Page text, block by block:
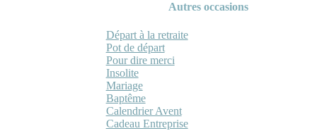
Autres occasions
Départ à la retraite
Pot de départ
Pour dire merci
Insolite
Mariage
Baptême
Calendrier Avent
Cadeau Entreprise